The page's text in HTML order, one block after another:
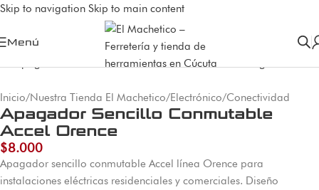
Skip to navigation Skip to main content
Menú
Inicio/Nuestra Tienda El Machetico/Electrónico/Conectividad
Apagador Sencillo Conmutable
Accel Orence
$8.000
Apagador sencillo conmutable Accel línea Orence para
instalaciones eléctricas residenciales y comerciales. Diseño